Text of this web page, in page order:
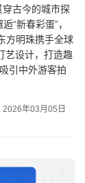
穿古今的城市探
“新春彩蛋”，
方明珠携手全球
艺设计，打造趣
引中外游客拍
2026年03月05日